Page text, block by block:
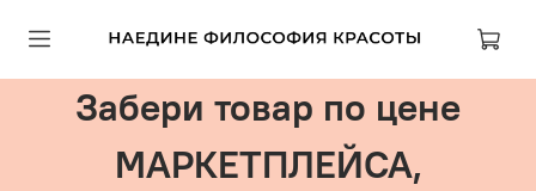
Забери товар по цене
МАРКЕТПЛЕЙСА,